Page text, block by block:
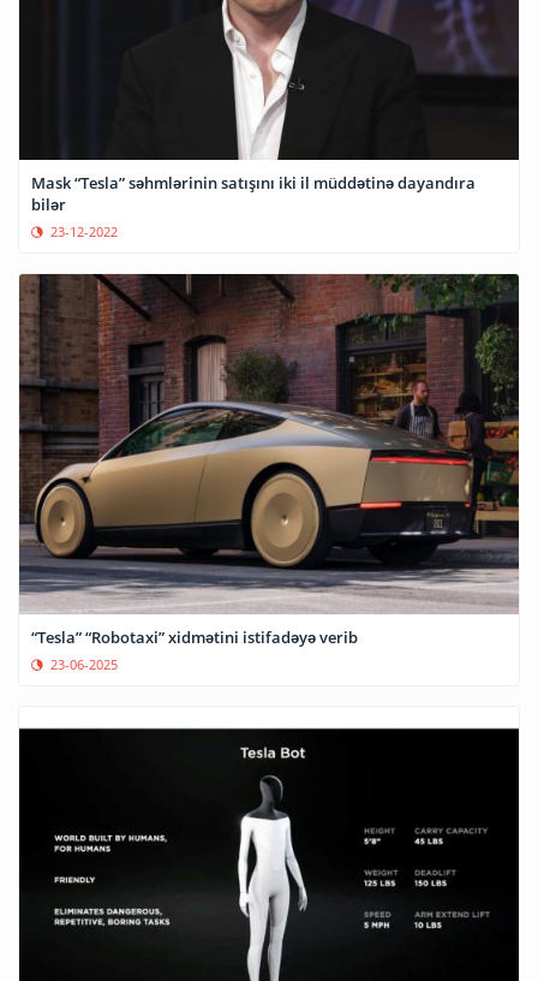
Mask “Tesla” səhmlərinin satışını iki il müddətinə dayandıra
bilər
23-12-2022
“Tesla” “Robotaxi” xidmətini istifadəyə verib
23-06-2025